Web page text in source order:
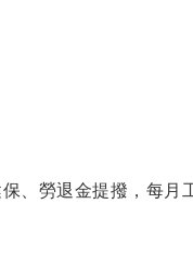
、勞退金提撥，每月